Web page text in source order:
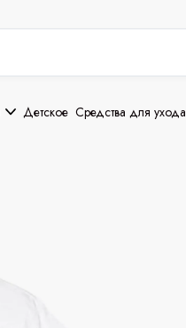
Детское Средства для ухода